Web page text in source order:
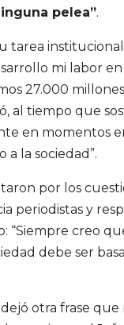
pelea”.
tarea
mi labor
27.000
al tiempo que
en momentos
a la sociedad”.
por los
periodistas y
“Siempre creo
debe ser
otra frase que